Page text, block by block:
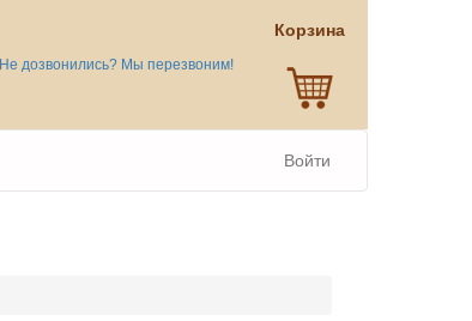
Не дозвонились? Мы перезвоним!
Корзина
Войти